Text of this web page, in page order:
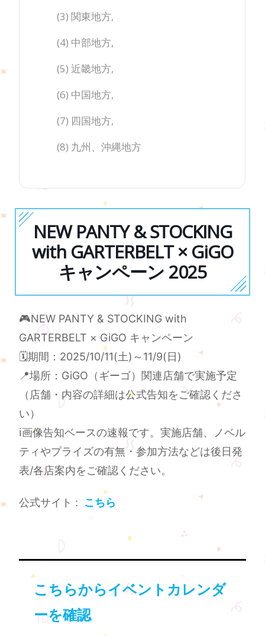
(3) 関東地方,
(4) 中部地方,
(5) 近畿地方,
(6) 中国地方,
(7) 四国地方,
(8) 九州、沖縄地方
NEW PANTY & STOCKING
with GARTERBELT × GiGO
キャンペーン 2025
🎮NEW PANTY & STOCKING with
GARTERBELT × GiGO キャンペーン
🗓️期間：2025/10/11(土)～11/9(日)
📍場所：GiGO（ギーゴ）関連店舗で実施予定
（店舗・内容の詳細は公式告知をご確認くださ
い）
ℹ️画像告知ベースの速報です。実施店舗、ノベル
ティやプライズの有無・参加方法などは後日発
表/各店案内をご確認ください。
公式サイト : こちら
こちらからイベントカレンダ
ーを確認